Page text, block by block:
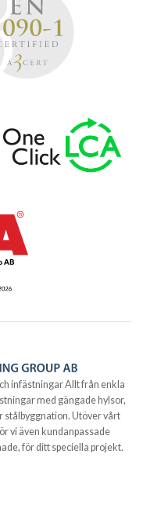
infästningar Allt från enkla
med gängade hylsor,
stålbyggnation. Utöver vårt
vi även kundanpassade
för ditt speciella projekt.